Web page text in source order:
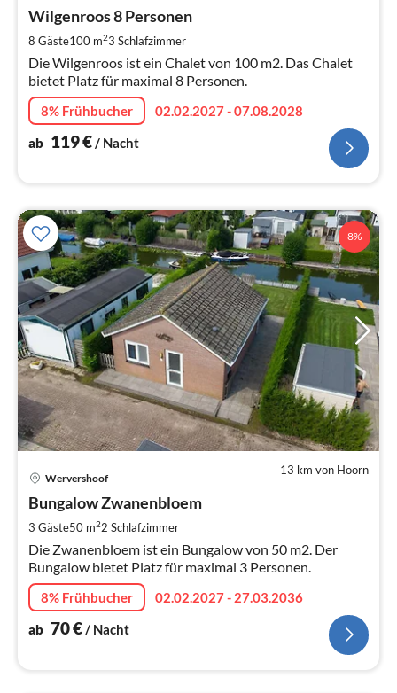
Wilgenroos 8 Personen
8 Gäste100 m23 Schlafzimmer
Die Wilgenroos ist ein Chalet von 100 m2. Das Chalet
bietet Platz für maximal 8 Personen.
8% Frühbucher
02.02.2027 - 07.08.2028
ab 119€ / Nacht
8%
13 km von Hoorn
Wervershoof
Bungalow Zwanenbloem
3 Gäste50 m22 Schlafzimmer
Die Zwanenbloem ist ein Bungalow von 50 m2. Der
Bungalow bietet Platz für maximal 3 Personen.
8% Frühbucher
02.02.2027 - 27.03.2036
ab 70€/ Nacht